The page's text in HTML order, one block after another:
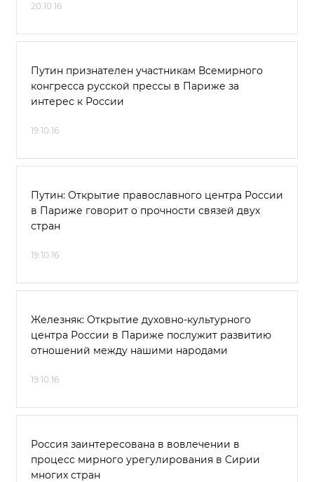
20.10.16
Путин признателен участникам Всемирного
конгресса русской прессы в Париже за
интерес к России
19.10.16
Путин: Открытие православного центра России
в Париже говорит о прочности связей двух
стран
19.10.16
Железняк: Открытие духовно-культурного
центра России в Париже послужит развитию
отношений между нашими народами
19.10.16
Россия заинтересована в вовлечении в
процесс мирного урегулирования в Сирии
многих стран